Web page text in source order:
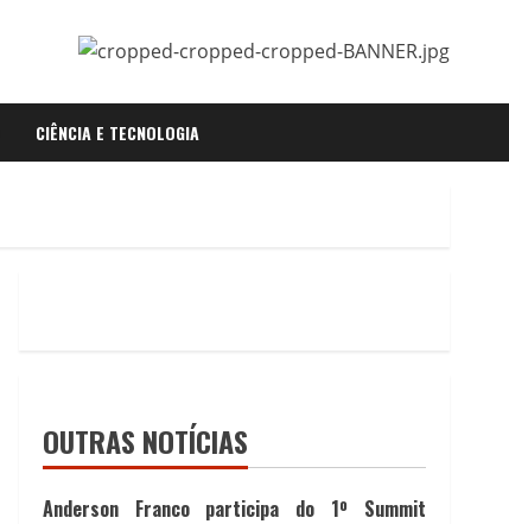
CIÊNCIA E TECNOLOGIA
OUTRAS NOTÍCIAS
Anderson Franco participa do 1º Summit